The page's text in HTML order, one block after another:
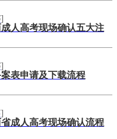
]
人高考现场确认五大注
]
表申请及下载流程
]
成人高考现场确认流程